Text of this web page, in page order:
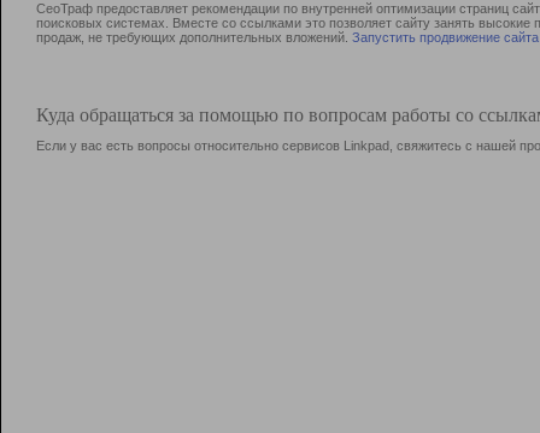
СеоТраф предоставляет рекомендации по внутренней оптимизации страниц
поисковых системах. Вместе со ссылками это позволяет сайту занять
продаж, не требующих дополнительных вложений. Запустить продвижение сайта
Куда обращаться за помощью по вопросам работы со
Если у вас есть вопросы относительно сервисов Linkpad, свяжитесь с нашей